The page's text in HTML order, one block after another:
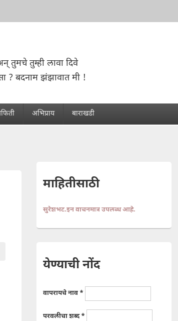
तुमचे तुम्ही लावा दिवे
? बदनाम झंझावात मी !
अभिप्राय बाराखडी
माहितीसाठी
सुरेशभट.इन वाचनमात्र उपलब्ध आहे.
येण्याची नोंद
वापरायचे नाव *
परवलीचा शब्द*